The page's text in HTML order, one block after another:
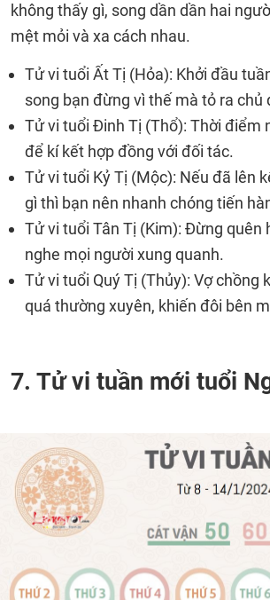
không thấy gì, song dần dần hai
mệt mỏi và xa cách nhau.
Tử vi tuổi Ất Tị (Hỏa): Khởi đầu
song bạn đừng vì thế mà tỏ ra chủ
Tử vi tuổi Đinh Tị (Thổ): Thời điểm
để kí kết hợp đồng với đối tác.
Tử vi tuổi Kỷ Tị (Mộc): Nếu đã lên
gì thì bạn nên nhanh chóng tiến
Tử vi tuổi Tân Tị (Kim): Đừng quên
nghe mọi người xung quanh.
Tử vi tuổi Quý Tị (Thủy): Vợ chồng
quá thường xuyên, khiến đôi bên
7. Tử vi tuần mới tuổi